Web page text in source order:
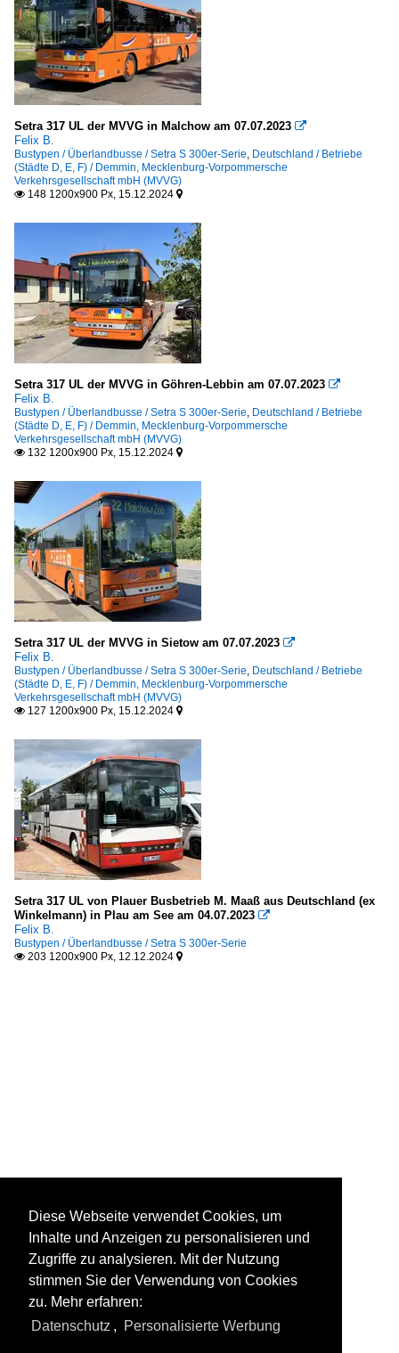
Setra 317 UL der MVVG in Malchow am 07.07.2023 
Felix B.
Bustypen / Überlandbusse / Setra S 300er-Serie, Deutschland / Betriebe
(Städte D, E, F) / Demmin, Mecklenburg-Vorpommersche
Verkehrsgesellschaft mbH (MVVG)
 148 1200x900 Px, 15.12.2024 
Setra 317 UL der MVVG in Göhren-Lebbin am 07.07.2023 
Felix B.
Bustypen / Überlandbusse / Setra S 300er-Serie, Deutschland / Betriebe
(Städte D, E, F) / Demmin, Mecklenburg-Vorpommersche
Verkehrsgesellschaft mbH (MVVG)
 132 1200x900 Px, 15.12.2024 
Setra 317 UL der MVVG in Sietow am 07.07.2023 
Felix B.
Bustypen / Überlandbusse / Setra S 300er-Serie, Deutschland / Betriebe
(Städte D, E, F) / Demmin, Mecklenburg-Vorpommersche
Verkehrsgesellschaft mbH (MVVG)
 127 1200x900 Px, 15.12.2024 
Setra 317 UL von Plauer Busbetrieb M. Maaß aus Deutschland (ex
Winkelmann) in Plau am See am 04.07.2023 
Felix B.
Bustypen / Überlandbusse / Setra S 300er-Serie
 203 1200x900 Px, 12.12.2024 
Diese Webseite verwendet Cookies, um
Inhalte und Anzeigen zu personalisieren und
Zugriffe zu analysieren. Mit der Nutzung
stimmen Sie der Verwendung von Cookies
zu. Mehr erfahren:
Datenschutz , Personalisierte Werbung